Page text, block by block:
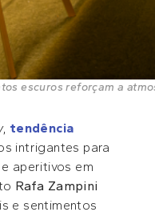
escuros reforçam a
, tendência
intrigantes para
aperitivos em
Rafa Zampini
e sentimentos